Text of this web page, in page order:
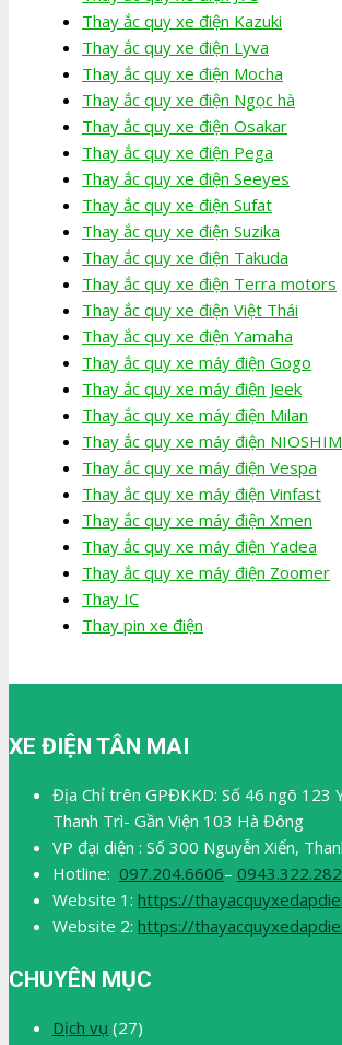
Thay ắc quy xe điện Kazuki
Thay ắc quy xe điện Lyva
Thay ắc quy xe điện Mocha
Thay ắc quy xe điện Ngọc hà
Thay ắc quy xe điện Osakar
Thay ắc quy xe điện Pega
Thay ắc quy xe điện Seeyes
Thay ắc quy xe điện Sufat
Thay ắc quy xe điện Suzika
Thay ắc quy xe điện Takuda
Thay ắc quy xe điện Terra motors
Thay ắc quy xe điện Việt Thái
Thay ắc quy xe điện Yamaha
Thay ắc quy xe máy điện Gogo
Thay ắc quy xe máy điện Jeek
Thay ắc quy xe máy điện Milan
Thay ắc quy xe máy điện
Thay ắc quy xe máy điện Vespa
Thay ắc quy xe máy điện Vinfast
Thay ắc quy xe máy điện Xmen
Thay ắc quy xe máy điện Yadea
Thay ắc quy xe máy điện Zoomer
Thay IC
Thay pin xe điện
XE ĐIỆN TÂN MAI
Địa Chỉ trên GPĐKKD: Số 46 ngõ 123
Thanh Trì- Gần Viện 103 Hà Đông
VP đại diện : Số 300 Nguyễn Xiển,
Hotline: 097.204.6606– 0943.322.282
Website 1: https://
Website 2: https://
CHUYÊN MỤC
Dịch vụ (27)